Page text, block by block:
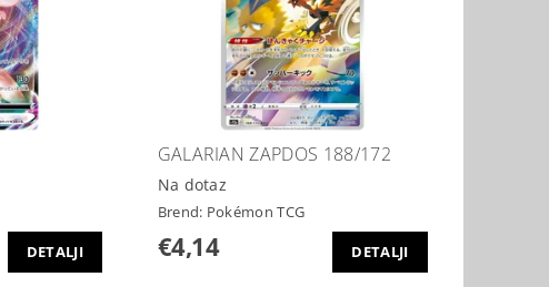
DETALJI
GALARIAN ZAPDOS 188/172
Na dotaz
Brend: Pokémon TCG
€4,14 DETALJI